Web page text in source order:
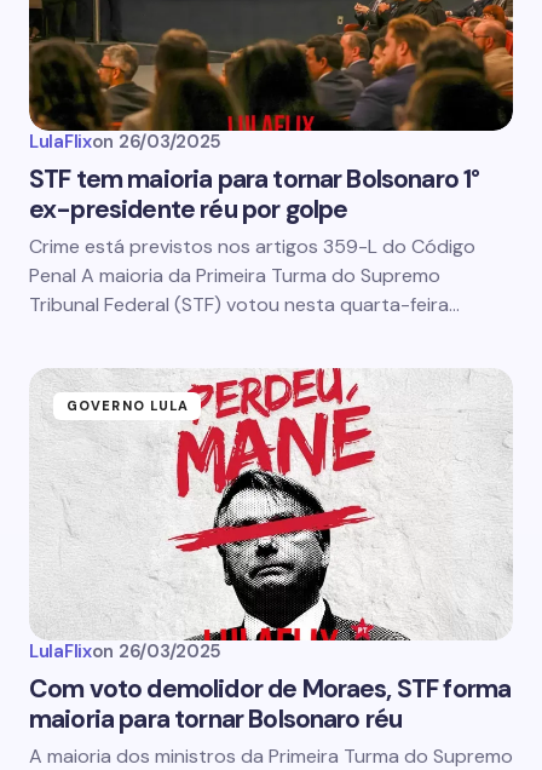
LulaFlixon 26/03/2025
STF tem maioria para tornar Bolsonaro 1°
ex-presidente réu por golpe
Crime está previstos nos artigos 359-L do Código
Penal A maioria da Primeira Turma do Supremo
Tribunal Federal (STF) votou nesta quarta-feira…
GOVERNO LULA
LulaFlixon 26/03/2025
Com voto demolidor de Moraes, STF forma
maioria para tornar Bolsonaro réu
A maioria dos ministros da Primeira Turma do Supremo